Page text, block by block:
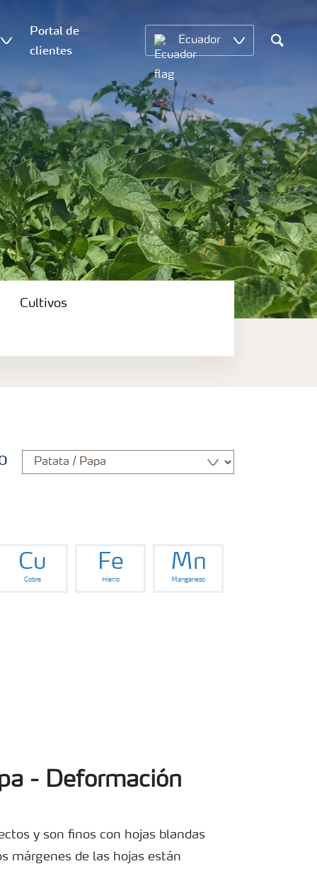
Portal de
clientes
Ecuador
Search
Cultivos
Cu
Cobre
Fe
Hierro
Mn
Manganeso
- Deformación
y son finos con hojas blandas
márgenes de las hojas están